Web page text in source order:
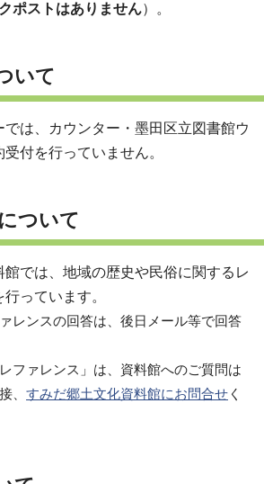
ポストはありません）。
いて
は、カウンター・墨田区立図書館ウ
付を行っていません。
ついて
では、地域の歴史や民俗に関するレ
っています。
レンスの回答は、後日メール等で回答
ファレンス」は、資料館へのご質問は
、 すみだ郷土文化資料館にお問合せ く